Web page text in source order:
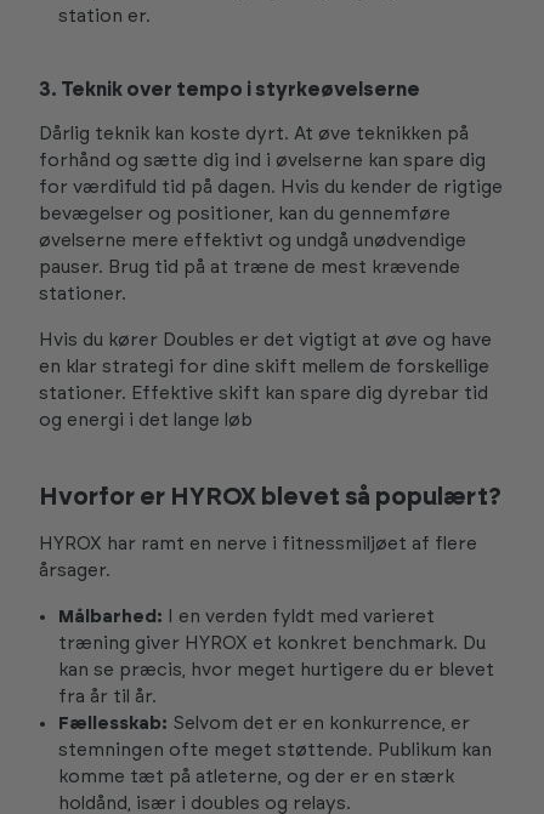
station er.
3. Teknik over tempo i styrkeøvelserne
Dårlig teknik kan koste dyrt. At øve teknikken på
forhånd og sætte dig ind i øvelserne kan spare dig
for værdifuld tid på dagen. Hvis du kender de rigtige
bevægelser og positioner, kan du gennemføre
øvelserne mere effektivt og undgå unødvendige
pauser. Brug tid på at træne de mest krævende
stationer.
Hvis du kører Doubles er det vigtigt at øve og have
en klar strategi for dine skift mellem de forskellige
stationer. Effektive skift kan spare dig dyrebar tid
og energi i det lange løb
Hvorfor er HYROX blevet så populært?
HYROX har ramt en nerve i fitnessmiljøet af flere
årsager.
Målbarhed: I en verden fyldt med varieret
træning giver HYROX et konkret benchmark. Du
kan se præcis, hvor meget hurtigere du er blevet
fra år til år.
Fællesskab: Selvom det er en konkurrence, er
stemningen ofte meget støttende. Publikum kan
komme tæt på atleterne, og der er en stærk
holdånd, især i doubles og relays.